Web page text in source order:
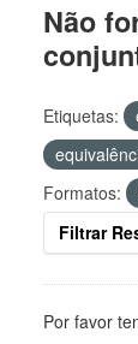
Não
Etiquetas:
Formatos:
Filtrar
Por favor